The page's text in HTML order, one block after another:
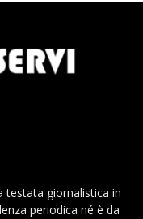
testata giornalistica in
periodica né è da